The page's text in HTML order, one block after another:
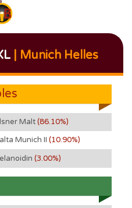
| Munich Helles
Malt(86.10%)
Munich II (10.90%)
(3.00%)